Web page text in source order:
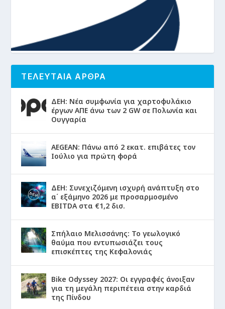
ΤΕΛΕΥΤΑΙΑ ΑΡΘΡΑ
ΔΕΗ: Νέα συμφωνία για χαρτοφυλάκιο
έργων ΑΠΕ άνω των 2 GW σε Πολωνία και
Ουγγαρία
AEGEAN: Πάνω από 2 εκατ. επιβάτες τον
Ιούλιο για πρώτη φορά
ΔΕΗ: Συνεχιζόμενη ισχυρή ανάπτυξη στο
α΄ εξάμηνο 2026 με προσαρμοσμένο
EBITDA στα €1,2 δισ.
Σπήλαιο Μελισσάνης: Το γεωλογικό
θαύμα που εντυπωσιάζει τους
επισκέπτες της Κεφαλονιάς
Bike Odyssey 2027: Οι εγγραφές άνοιξαν
για τη μεγάλη περιπέτεια στην καρδιά
της Πίνδου